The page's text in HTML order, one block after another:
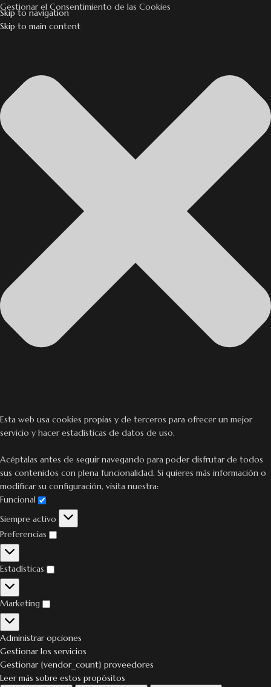
Gestionar el Consentimiento de las Cookies
Esta web usa cookies propias y de terceros para ofrecer un mejor
servicio y hacer estadísticas de datos de uso.
Acéptalas antes de seguir navegando para poder disfrutar de todos
sus contenidos con plena funcionalidad. Si quieres más información o
modificar su configuración, visita nuestra:
Funcional
Siempre activo
Preferencias
Estadísticas
Marketing
Administrar opciones
Gestionar los servicios
Gestionar {vendor_count} proveedores
Leer más sobre estos propósitos
Skip to navigation
Skip to main content